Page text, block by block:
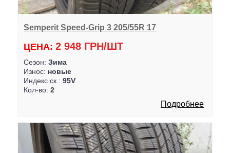
Semperit Speed-Grip 3 205/55R 17
ЦЕНА: 2 948 ГРН/ШТ
Сезон: Зима
Износ: новые
Индекс ск.: 95V
Кол-во: 2
Подробнее